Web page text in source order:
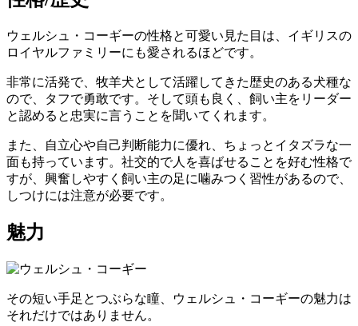
ウェルシュ・コーギーの性格と可愛い見た目は、イギリスの
ロイヤルファミリーにも愛されるほどです。
非常に活発で、牧羊犬として活躍してきた歴史のある犬種な
ので、タフで勇敢です。そして頭も良く、飼い主をリーダー
と認めると忠実に言うことを聞いてくれます。
また、自立心や自己判断能力に優れ、ちょっとイタズラな一
面も持っています。社交的で人を喜ばせることを好む性格で
すが、興奮しやすく飼い主の足に噛みつく習性があるので、
しつけには注意が必要です。
魅力
その短い手足とつぶらな瞳、ウェルシュ・コーギーの魅力は
それだけではありません。